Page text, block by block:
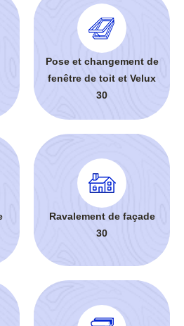
Pose et changement de
fenêtre de toit et Velux
30
Ravalement de façade
30